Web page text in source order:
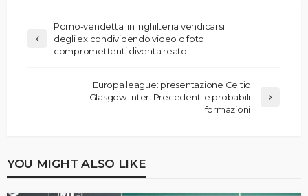
Porno-vendetta: in Inghilterra vendicarsi
degli ex condividendo video o foto
compromettenti diventa reato
Europa league: presentazione Celtic
Glasgow-Inter. Precedenti e probabili
formazioni
YOU MIGHT ALSO LIKE